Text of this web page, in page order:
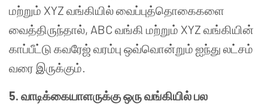
மற்றும் XYZ வங்கியில் வைப்புத்தொகைகளை
வைத்திருந்தால், ABC வங்கி மற்றும் XYZ வங்கியின்
காப்பீட்டு கவரேஜ் வரம்பு ஒவ்வொன்றும் ஐந்து லட்சம்
வரை இருக்கும்.
5. வாடிக்கையாளருக்கு ஒரு வங்கியில் பல